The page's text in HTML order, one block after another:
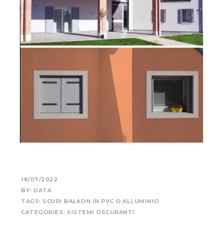
18/07/2022
BY: DATA
TAGS: SCURI BALKON IN PVC O ALLUMINIO
CATEGORIES: SISTEMI OSCURANTI